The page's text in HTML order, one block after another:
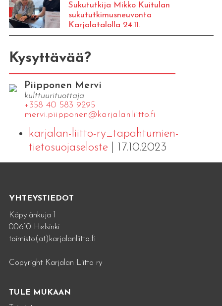
Sukututkija Mikko Kuitulan
sukututkimusneuvonta
Karjalatalolla 24.11.
Kysyttävää?
Piipponen Mervi
kulttuurituottaja
+358 40 583 9295
mervi.​piipponen@​kar​jala​nlii​tto.​fi
karjalan-liitto-ry_tapahtumien-
tietosuojaseloste| 17.10.2023
YHTEYSTIEDOT
Käpylänkuja 1
00610 Helsinki
toimisto(at)karjalanliitto.fi
Copyright Karjalan Liitto ry
TULE MUKAAN